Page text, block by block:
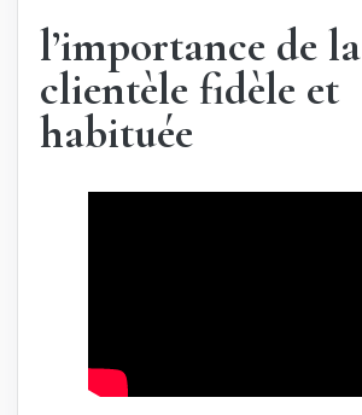
l’importance de la
clientèle fidèle et
habituée